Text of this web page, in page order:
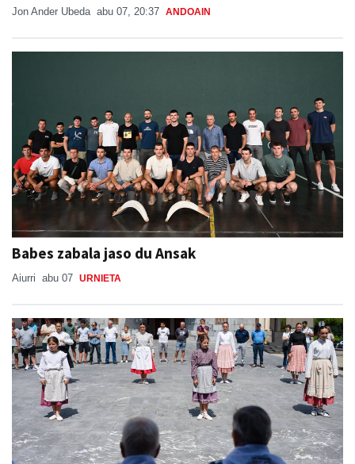
Jon Ander Ubeda abu 07, 20:37 ANDOAIN
Babes zabala jaso du Ansak
Aiurri abu 07 URNIETA